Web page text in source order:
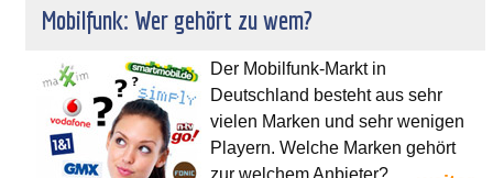
Mobilfunk: Wer gehört zu wem?
Der Mobilfunk-Markt in
Deutschland besteht aus sehr
vielen Marken und sehr wenigen
Playern. Welche Marken gehört
zur welchem Anbieter?